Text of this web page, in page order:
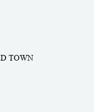
TOWN